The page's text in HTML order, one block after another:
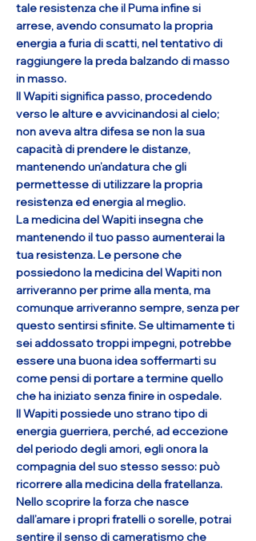
tale resistenza che il Puma infine si
arrese, avendo consumato la propria
energia a furia di scatti, nel tentativo di
raggiungere la preda balzando di masso
in masso.
Il Wapiti significa passo, procedendo
verso le alture e avvicinandosi al cielo;
non aveva altra difesa se non la sua
capacità di prendere le distanze,
mantenendo un’andatura che gli
permettesse di utilizzare la propria
resistenza ed energia al meglio.
La medicina del Wapiti insegna che
mantenendo il tuo passo aumenterai la
tua resistenza. Le persone che
possiedono la medicina del Wapiti non
arriveranno per prime alla menta, ma
comunque arriveranno sempre, senza per
questo sentirsi sfinite. Se ultimamente ti
sei addossato troppi impegni, potrebbe
essere una buona idea soffermarti su
come pensi di portare a termine quello
che ha iniziato senza finire in ospedale.
Il Wapiti possiede uno strano tipo di
energia guerriera, perché, ad eccezione
del periodo degli amori, egli onora la
compagnia del suo stesso sesso: può
ricorrere alla medicina della fratellanza.
Nello scoprire la forza che nasce
dall’amare i propri fratelli o sorelle, potrai
sentire il senso di cameratismo che